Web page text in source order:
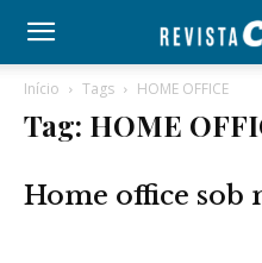
Início Tags HOME OFFICE
Tag: HOME
Home office sob